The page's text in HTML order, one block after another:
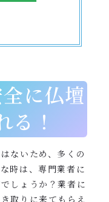
に仏壇
る！
ないため、多くの
時は、専門業者に
しょうか？業者に
取りに来てもらえ